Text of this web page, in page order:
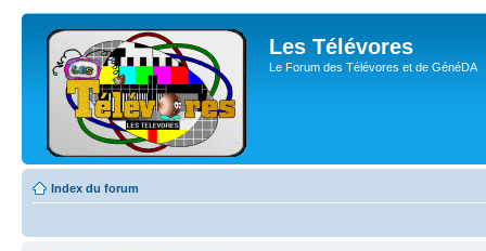
Les Télévores
Le Forum des Télévores et de GénéDA
Index du forum